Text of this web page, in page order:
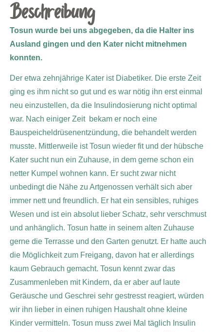
Beschreibung
Tosun wurde bei uns abgegeben, da die Halter ins
Ausland gingen und den Kater nicht mitnehmen
konnten.
Der etwa zehnjährige Kater ist Diabetiker. Die erste Zeit
ging es ihm nicht so gut und es war nötig ihn erst einmal
neu einzustellen, da die Insulindosierung nicht optimal
war. Nach einiger Zeit bekam er noch eine
Bauspeicheldrüsenentzündung, die behandelt werden
musste. Mittlerweile ist Tosun wieder fit und der hübsche
Kater sucht nun ein Zuhause, in dem gerne schon ein
netter Kumpel wohnen kann. Er sucht zwar nicht
unbedingt die Nähe zu Artgenossen verhält sich aber
immer nett und freundlich. Er hat ein sensibles, ruhiges
Wesen und ist ein absolut lieber Schatz, sehr verschmust
und anhänglich. Tosun hatte in seinem alten Zuhause
gerne die Terrasse und den Garten genutzt. Er hatte auch
die Möglichkeit zum Freigang, davon hat er allerdings
kaum Gebrauch gemacht. Tosun kennt zwar das
Zusammenleben mit Kindern, da er aber auf laute
Geräusche und Geschrei sehr gestresst reagiert, würden
wir ihn lieber in einen ruhigen Haushalt ohne kleine
Kinder vermitteln. Tosun muss zwei Mal täglich Insulin